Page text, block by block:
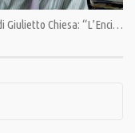
Il punto di Giulietto Chiesa: “L’Enciclica, un’ arma potente”